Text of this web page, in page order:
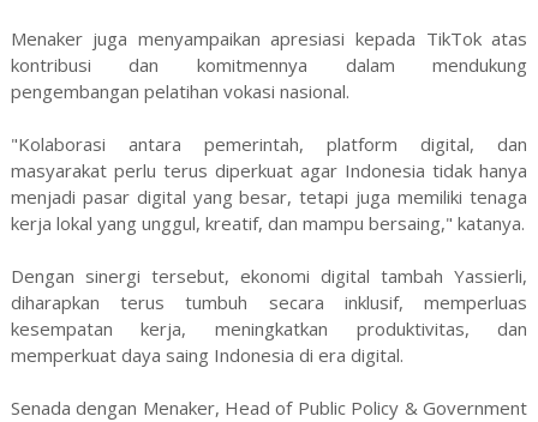
Menaker juga menyampaikan apresiasi kepada TikTok atas
kontribusi dan komitmennya dalam mendukung
pengembangan pelatihan vokasi nasional.
"Kolaborasi antara pemerintah, platform digital, dan
masyarakat perlu terus diperkuat agar Indonesia tidak hanya
menjadi pasar digital yang besar, tetapi juga memiliki tenaga
kerja lokal yang unggul, kreatif, dan mampu bersaing," katanya.
Dengan sinergi tersebut, ekonomi digital tambah Yassierli,
diharapkan terus tumbuh secara inklusif, memperluas
kesempatan kerja, meningkatkan produktivitas, dan
memperkuat daya saing Indonesia di era digital.
Senada dengan Menaker, Head of Public Policy & Government